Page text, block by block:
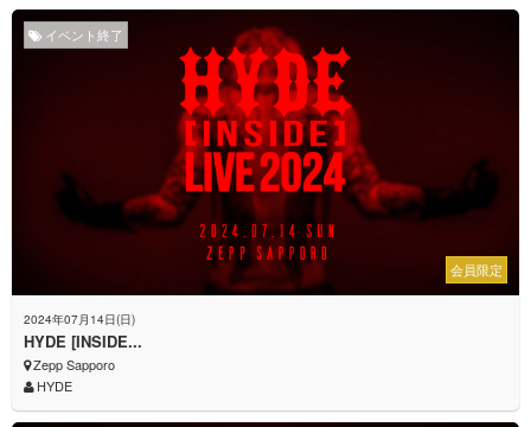
イベント終了
会員限定
2024年07月14日(日)
HYDE [INSIDE...
Zepp Sapporo
HYDE